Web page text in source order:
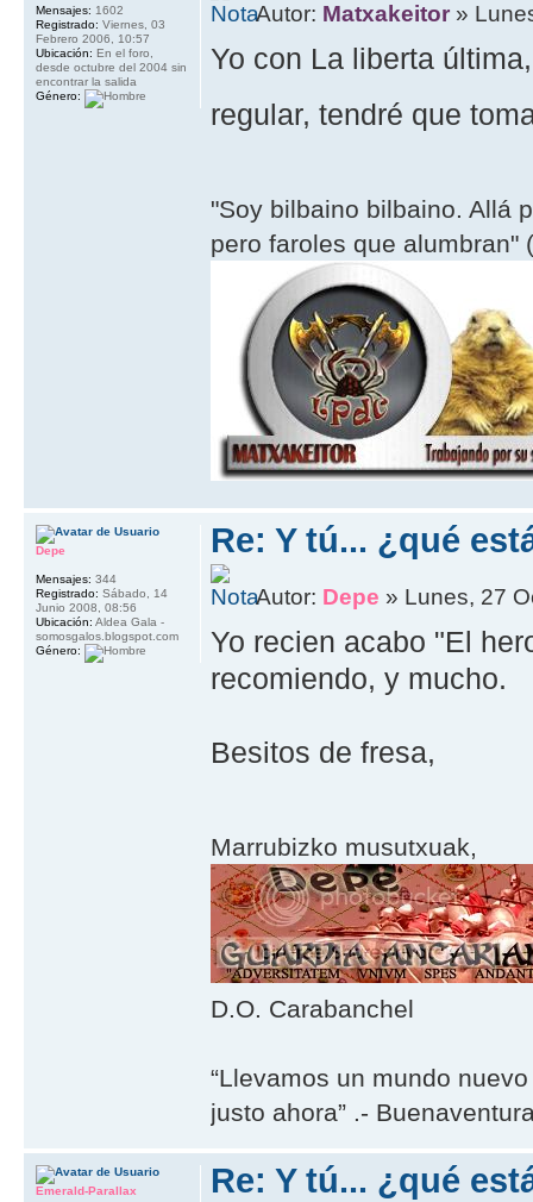
Autor: Matxakeitor »
Yo con La liberta
regular, tendré que
"Soy bilbaino bilbaino. Allá
pero faroles que alumbran"
Mensajes: 1602
Registrado: Viernes, 03
Febrero 2006, 10:57
Ubicación: En el foro,
desde octubre del 2004 sin
encontrar la salida
Género:
Re: Y tú... ¿qué
Autor: Depe » Lunes, 27
Yo recien acabo "El
recomiendo, y mucho.
Besitos de fresa,
Marrubizko musutxuak,
D.O. Carabanchel
“Llevamos un mundo
justo ahora” .-
Depe
Mensajes: 344
Registrado: Sábado, 14
Junio 2008, 08:56
Ubicación: Aldea Gala -
somosgalos.blogspot.com
Género:
Re: Y tú... ¿qué
Emerald-Parallax